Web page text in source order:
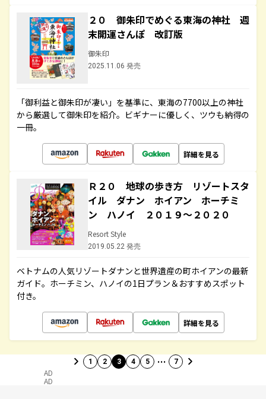
２０ 御朱印でめぐる東海の神社 週
末開運さんぽ 改訂版
御朱印
2025.11.06 発売
「御利益と御朱印が凄い」を基準に、東海の7700以上の神社
から厳選して御朱印を紹介。ビギナーに優しく、ツウも納得の
一冊。
詳細を見る
Ｒ２０ 地球の歩き方 リゾートスタ
イル ダナン ホイアン ホーチミ
ン ハノイ ２０１９～２０２０
Resort Style
2019.05.22 発売
ベトナムの人気リゾートダナンと世界遺産の町ホイアンの最新
ガイド。ホーチミン、ハノイの1日プラン＆おすすめスポット
付き。
詳細を見る
1 2 3 4 5 … 7
AD
AD